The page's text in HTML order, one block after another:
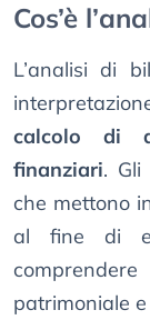
Cos’è
L’analisi di
calcolo di
finanziari. Gli
che mettono
al fine di
patrimoniale